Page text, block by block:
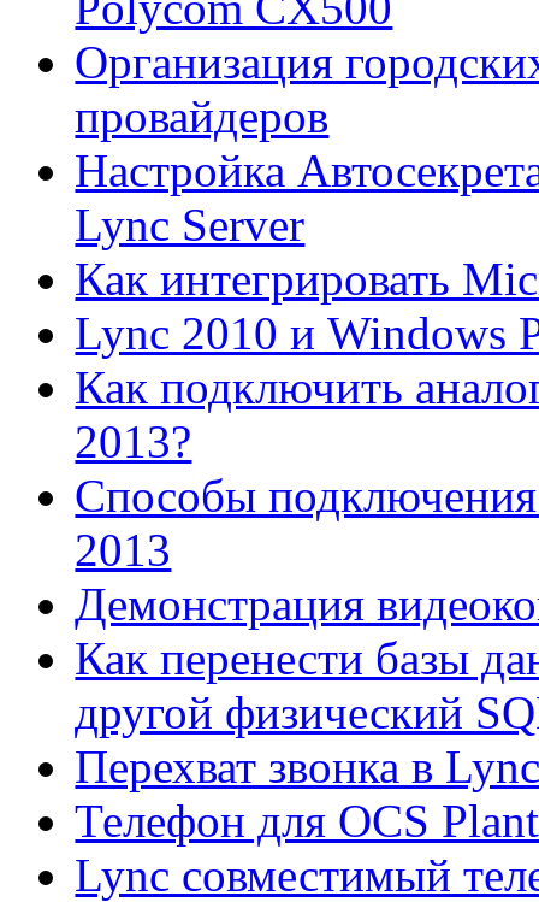
Организация
провайдеров
Настройка
Lync Server
Как интегрировать
Lync 2010 и Windows
Как подключить
2013?
Способы
2013
Демонстрация
Как перенести базы
другой физический
Перехват звонка в
Телефон для OCS
Lync совместимый